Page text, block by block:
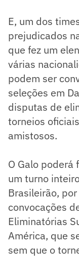
E, um dos
prejudicados
que fez um
várias
podem ser
seleções em
disputas de
torneios
amistosos.
O Galo poderá
um turno
Brasileirão,
convocações
Eliminatórias
América, que
sem que o